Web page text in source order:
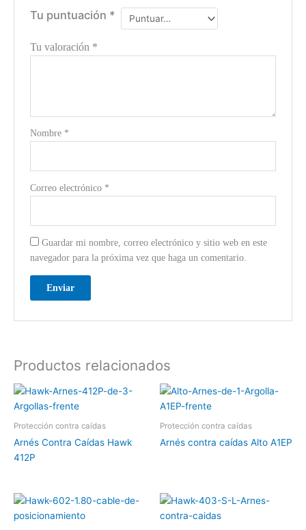
Tu puntuación *
Tu valoración *
Nombre *
Correo electrónico *
Guardar mi nombre, correo electrónico y sitio web en este
navegador para la próxima vez que haga un comentario.
Productos relacionados
Protección contra caídas
Arnés Contra Caídas Hawk
412P
Protección contra caídas
Arnés contra caídas Alto A1EP